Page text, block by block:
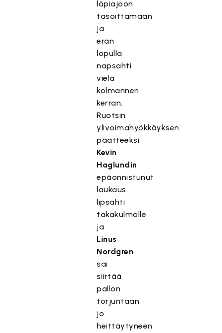
läpiajoon
tasoittamaan
ja
erän
lopulla
napsahti
vielä
kolmannen
kerran.
Ruotsin
ylivoimahyökkäyksen
päätteeksi
Kevin
Haglundin
epäonnistunut
laukaus
lipsahti
takakulmalle
ja
Linus
Nordgren
sai
siirtää
pallon
torjuntaan
jo
heittäytyneen